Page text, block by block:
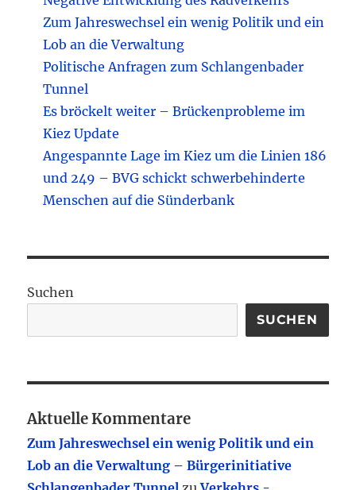
Zum Jahreswechsel ein wenig Politik und ein
Lob an die Verwaltung
Politische Anfragen zum Schlangenbader
Tunnel
Es bröckelt weiter – Brückenprobleme im
Kiez Update
Angespannte Lage im Kiez um die Linien 186
und 249 – BVG schickt schwerbehinderte
Menschen auf die Sünderbank
Suchen
SUCHEN
Aktuelle Kommentare
Zum Jahreswechsel ein wenig Politik und ein
Lob an die Verwaltung – Bürgerinitiative